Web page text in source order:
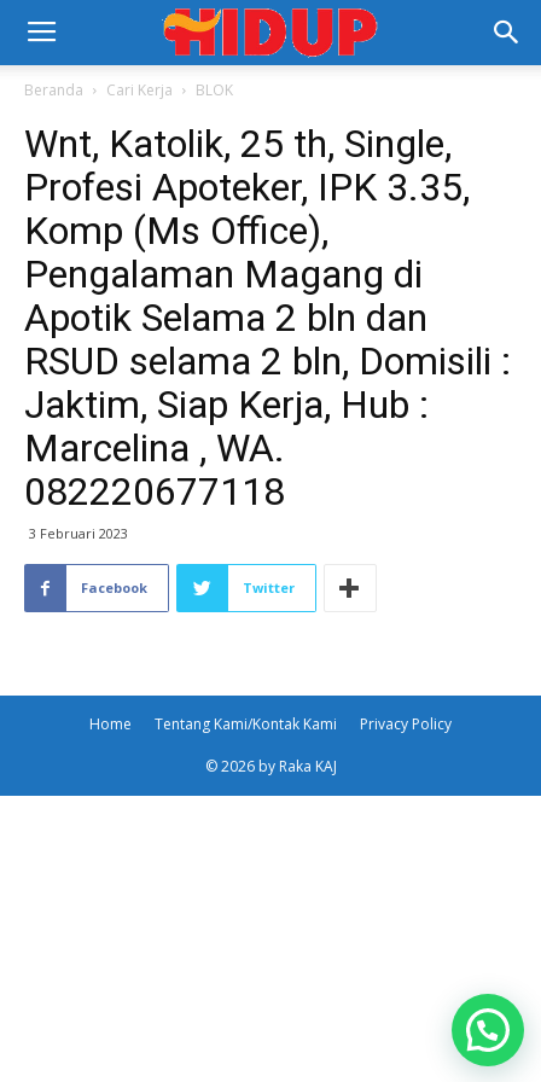
Beranda Cari Kerja BLOK
Wnt, Katolik, 25 th, Single,
Profesi Apoteker, IPK 3.35,
Komp (Ms Office),
Pengalaman Magang di
Apotik Selama 2 bln dan
RSUD selama 2 bln, Domisili :
Jaktim, Siap Kerja, Hub :
Marcelina , WA.
082220677118
3 Februari 2023
Facebook Twitter
Home Tentang Kami/Kontak Kami Privacy Policy
© 2026 by Raka KAJ